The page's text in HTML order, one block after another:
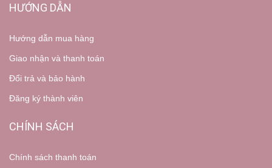
HƯỚNG DẪN
Hướng dẫn mua hàng
Giao nhận và thanh toán
Đổi trả và bảo hành
Đăng ký thành viên
CHÍNH SÁCH
Chính sách thanh toán